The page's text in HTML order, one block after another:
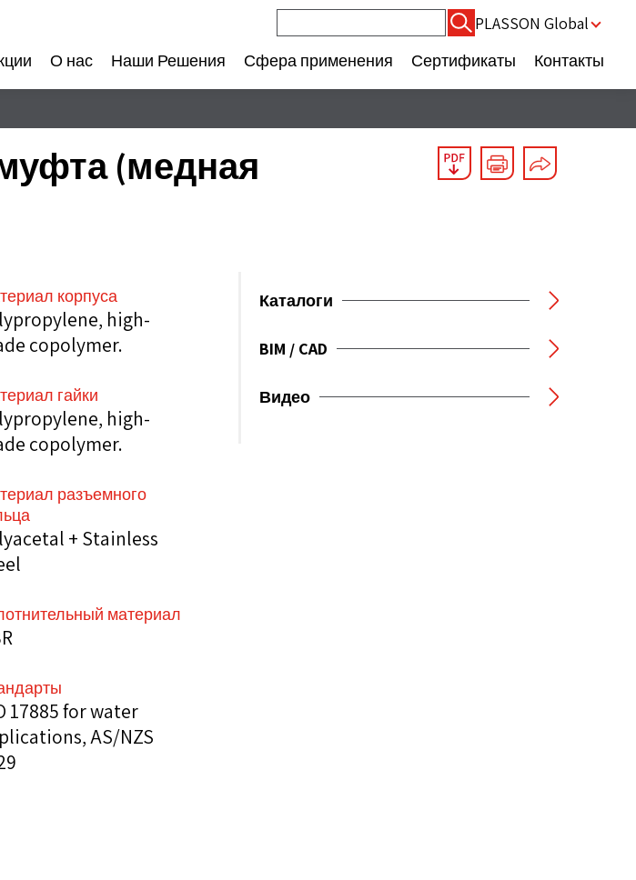
PLASSON Global
О нас Наши Решения Сфера применения Сертификаты Контакты
(медная
корпуса
high-
copolymer.
гайки
high-
copolymer.
разъемного
+ Stainless
материал
17885 for water
AS/NZS
Каталоги
BIM / CAD
Видео